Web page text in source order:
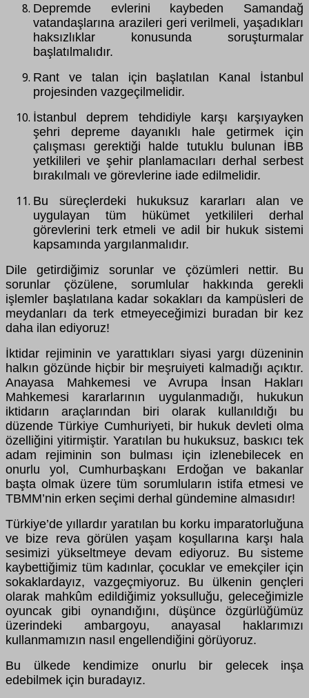
Depremde evlerini kaybeden Samandağ
vatandaşlarına arazileri geri verilmeli, yaşadıkları
haksızlıklar konusunda soruşturmalar
başlatılmalıdır.
Rant ve talan için başlatılan Kanal İstanbul
projesinden vazgeçilmelidir.
İstanbul deprem tehdidiyle karşı karşıyayken
şehri depreme dayanıklı hale getirmek için
çalışması gerektiği halde tutuklu bulunan İBB
yetkilileri ve şehir planlamacıları derhal serbest
bırakılmalı ve görevlerine iade edilmelidir.
Bu süreçlerdeki hukuksuz kararları alan ve
uygulayan tüm hükümet yetkilileri derhal
görevlerini terk etmeli ve adil bir hukuk sistemi
kapsamında yargılanmalıdır.
Dile getirdiğimiz sorunlar ve çözümleri nettir. Bu
sorunlar çözülene, sorumlular hakkında gerekli
işlemler başlatılana kadar sokakları da kampüsleri de
meydanları da terk etmeyeceğimizi buradan bir kez
daha ilan ediyoruz!
İktidar rejiminin ve yarattıkları siyasi yargı düzeninin
halkın gözünde hiçbir bir meşruiyeti kalmadığı açıktır.
Anayasa Mahkemesi ve Avrupa İnsan Hakları
Mahkemesi kararlarının uygulanmadığı, hukukun
iktidarın araçlarından biri olarak kullanıldığı bu
düzende Türkiye Cumhuriyeti, bir hukuk devleti olma
özelliğini yitirmiştir. Yaratılan bu hukuksuz, baskıcı tek
adam rejiminin son bulması için izlenebilecek en
onurlu yol, Cumhurbaşkanı Erdoğan ve bakanlar
başta olmak üzere tüm sorumluların istifa etmesi ve
TBMM’nin erken seçimi derhal gündemine almasıdır!
Türkiye’de yıllardır yaratılan bu korku imparatorluğuna
ve bize reva görülen yaşam koşullarına karşı hala
sesimizi yükseltmeye devam ediyoruz. Bu sisteme
kaybettiğimiz tüm kadınlar, çocuklar ve emekçiler için
sokaklardayız, vazgeçmiyoruz. Bu ülkenin gençleri
olarak mahkûm edildiğimiz yoksulluğu, geleceğimizle
oyuncak gibi oynandığını, düşünce özgürlüğümüz
üzerindeki ambargoyu, anayasal haklarımızı
kullanmamızın nasıl engellendiğini görüyoruz.
Bu ülkede kendimize onurlu bir gelecek inşa
edebilmek için buradayız.